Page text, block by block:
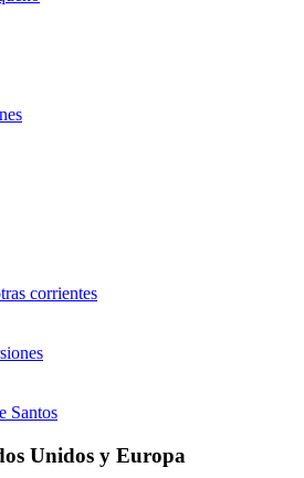
corrientes
Santos
Unidos y Europa